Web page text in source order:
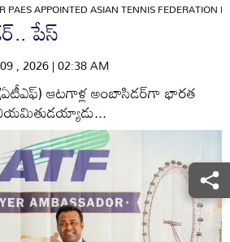
PAES APPOINTED ASIAN TENNIS FEDERATION
పేస్‌
, 2026 | 02:38 AM
ఆటగాళ్ల అంబాసిడర్‌గా భారత